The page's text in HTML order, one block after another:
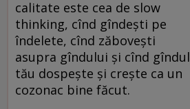
calitate este cea de slow
thinking, cînd gîndești pe
îndelete, cînd zăbovești
asupra gîndului și cînd gîndul
tău dospește și crește ca un
cozonac bine făcut.